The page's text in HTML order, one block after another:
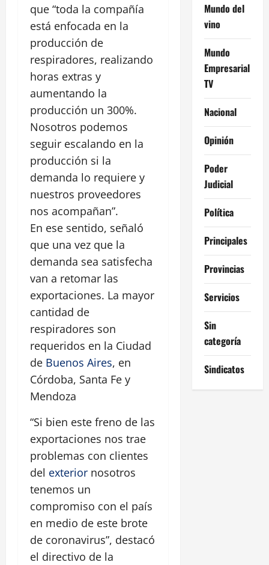
que “toda la compañía
está enfocada en la
producción de
respiradores, realizando
horas extras y
aumentando la
producción un 300%.
Nosotros podemos
seguir escalando en la
producción si la
demanda lo requiere y
nuestros proveedores
nos acompañan”.
En ese sentido, señaló
que una vez que la
demanda sea satisfecha
van a retomar las
exportaciones. La mayor
cantidad de
respiradores son
requeridos en la Ciudad
de Buenos Aires, en
Córdoba, Santa Fe y
Mendoza
“Si bien este freno de las
exportaciones nos trae
problemas con clientes
del exterior nosotros
tenemos un
compromiso con el país
en medio de este brote
de coronavirus”, destacó
el directivo de la
Mundo del
vino
Mundo
Empresarial
TV
Nacional
Opinión
Poder
Judicial
Política
Principales
Provincias
Servicios
Sin
categoría
Sindicatos